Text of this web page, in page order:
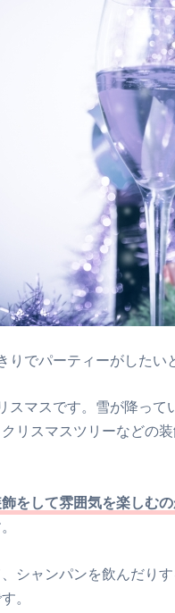
でパーティーがしたい
スマスです。雪が降って
リスマスツリーなどの
をして雰囲気を楽しむの
シャンパンを飲んだり
。